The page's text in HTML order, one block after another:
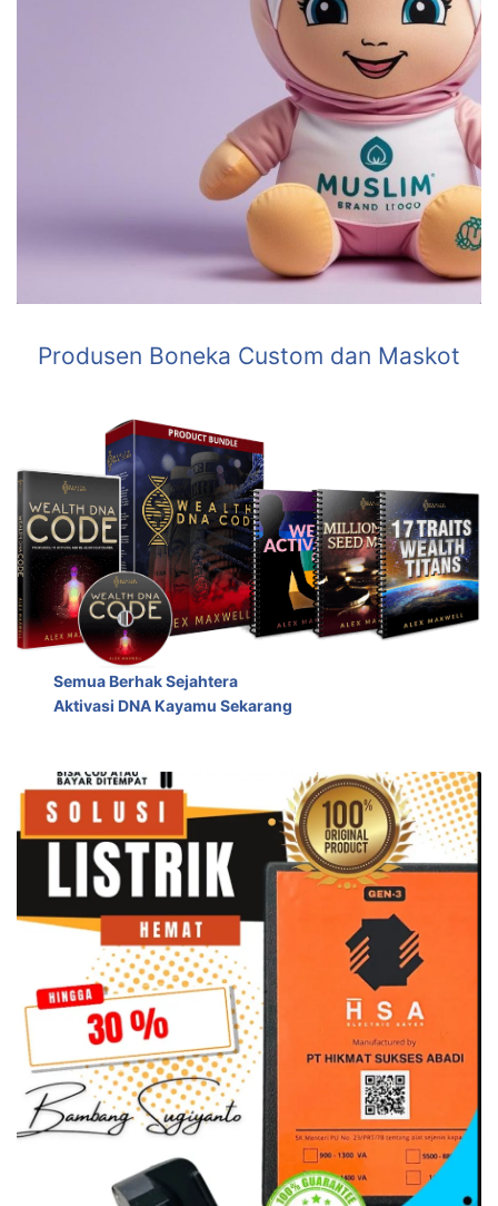
Produsen Boneka Custom dan Maskot
Semua Berhak Sejahtera
Aktivasi DNA Kayamu Sekarang